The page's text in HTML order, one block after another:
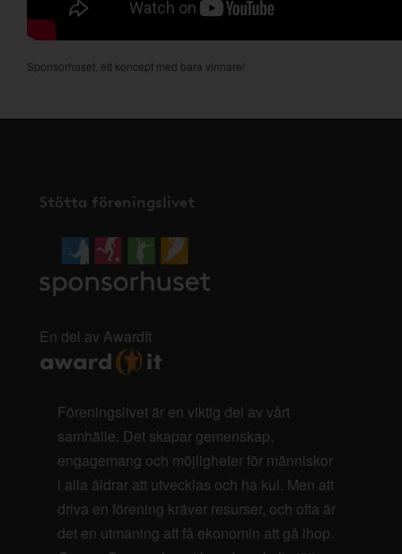
Sponsorhuset, ett koncept med bara vinnare!
Stötta föreningslivet
En del av AwardIt
Föreningslivet är en viktig del av vårt
samhälle. Det skapar gemenskap,
engagemang och möjligheter för människor
i alla åldrar att utvecklas och ha kul. Men att
driva en förening kräver resurser, och ofta är
det en utmaning att få ekonomin att gå ihop.